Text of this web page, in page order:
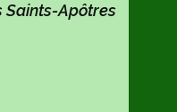
Saints-Apôtres